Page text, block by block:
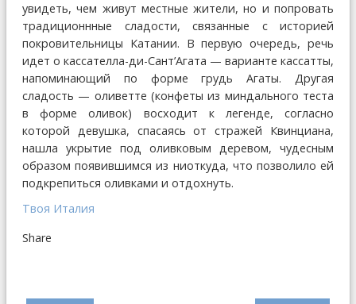
увидеть, чем живут местные жители, но и попровать
традиционнные сладости, связанные с историей
покровительницы Катании. В первую очередь, речь
идет о каcсателла-ди-Сант’Агата — варианте кассатты,
напоминающий по форме грудь Агаты. Другая
сладость — оливетте (конфеты из миндального теста
в форме оливок) восходит к легенде, согласно
которой девушка, спасаясь от стражей Квинциана,
нашла укрытие под оливковым деревом, чудесным
образом появившимся из ниоткуда, что позволило ей
подкрепиться оливками и отдохнуть.
Твоя Италия
Share